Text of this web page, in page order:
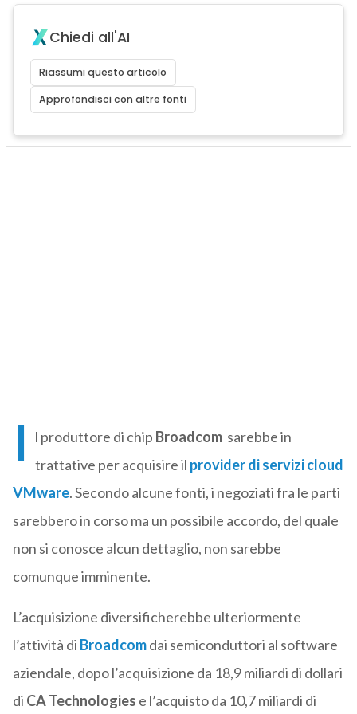
Chiedi all'AI
Riassumi questo articolo
Approfondisci con altre fonti
I l produttore di chip Broadcomsarebbe in
trattative per acquisire il provider di servizi cloud
VMware. Secondo alcune fonti, i negoziati fra le parti
sarebbero in corso ma un possibile accordo, del quale
non si conosce alcun dettaglio, non sarebbe
comunque imminente.
L’acquisizione diversificherebbe ulteriormente
l’attività di Broadcomdai semiconduttori al software
aziendale, dopo l’acquisizione da 18,9 miliardi di dollari
di CA Technologies e l’acquisto da 10,7 miliardi di